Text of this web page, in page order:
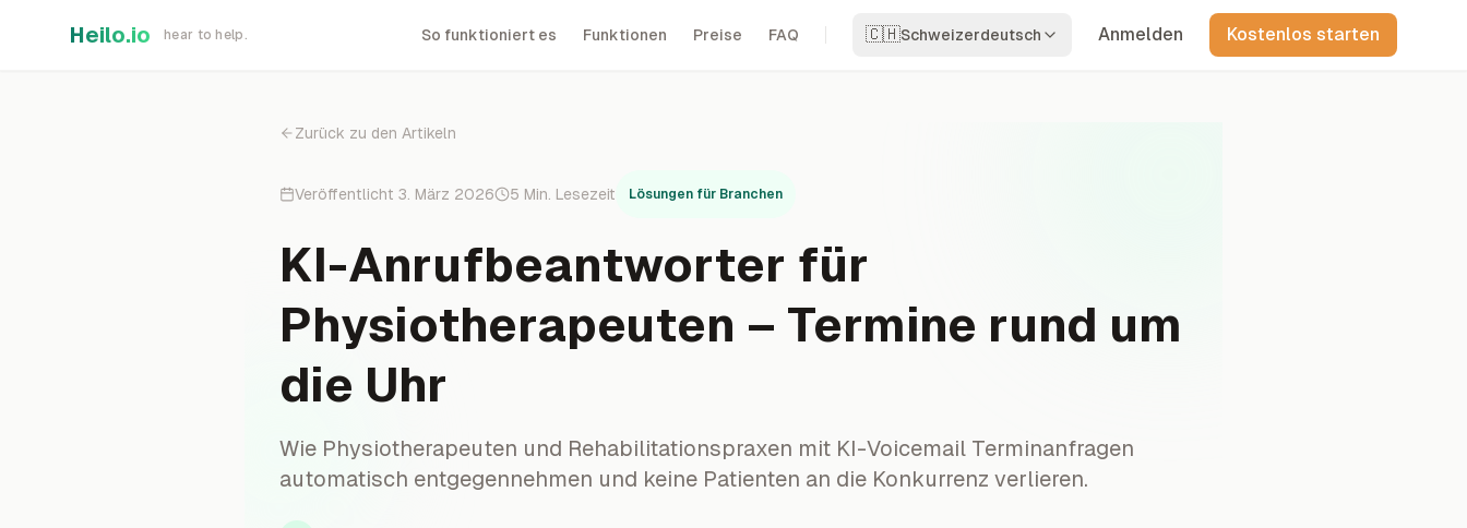
Heilo.io hear to help. So funktioniert es Funktionen Preise FAQ 🇨🇭Schweizerdeutsch Anmelden Kostenlos starten
Zurück zu den Artikeln
Veröffentlicht 3. März 2026 5 Min. Lesezeit Lösungen für Branchen
KI-Anrufbeantworter für
Physiotherapeuten – Termine rund um
die Uhr
Wie Physiotherapeuten und Rehabilitationspraxen mit KI-Voicemail Terminanfragen
automatisch entgegennehmen und keine Patienten an die Konkurrenz verlieren.